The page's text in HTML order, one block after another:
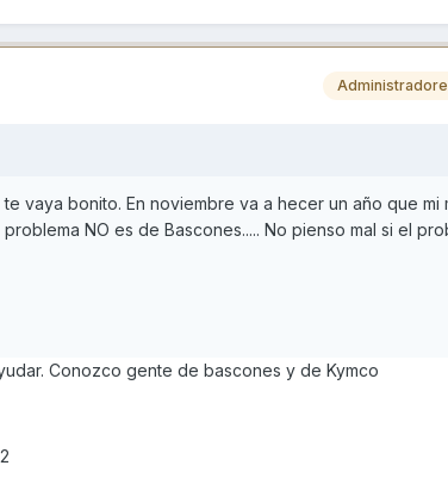
vaya bonito. En noviembre va a hecer un año que mi
NO es de Bascones..... No pienso mal si el
Conozco gente de bascones y de Kymco